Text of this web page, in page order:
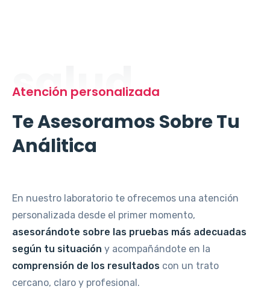
salud
Atención personalizada
Te Asesoramos Sobre Tu
Análitica
En nuestro laboratorio te ofrecemos una atención
personalizada desde el primer momento,
asesorándote sobre las pruebas más adecuadas
según tu situación y acompañándote en la
comprensión de los resultados con un trato
cercano, claro y profesional.